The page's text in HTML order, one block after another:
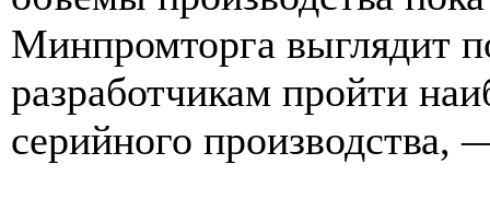
Минпромторга выглядит
разработчикам пройти
серийного производства,